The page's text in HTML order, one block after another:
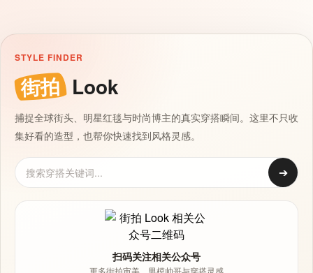
STYLE FINDER
街拍 Look
捕捉全球街头、明星红毯与时尚博主的真实穿搭瞬间。这里不只收
集好看的造型，也帮你快速找到风格灵感。
➔
扫码关注相关公众号
更多街拍审美、男模帅哥与穿搭灵感